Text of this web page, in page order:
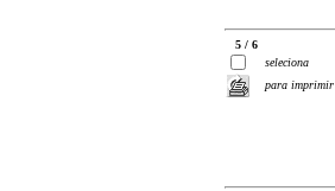
5 / 6
seleciona
para imprimir